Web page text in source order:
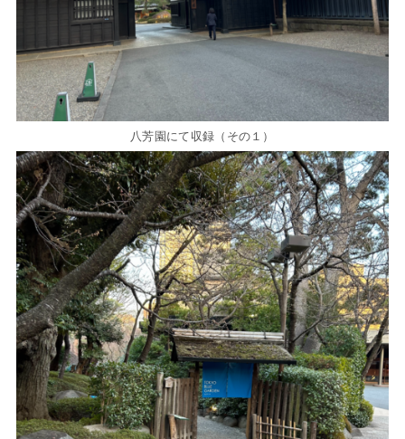
八芳園にて収録（その１）